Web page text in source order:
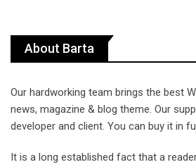
About Barta
Our hardworking team brings the best
news, magazine & blog theme. Our
developer and client. You can buy it in
It is a long established fact that a